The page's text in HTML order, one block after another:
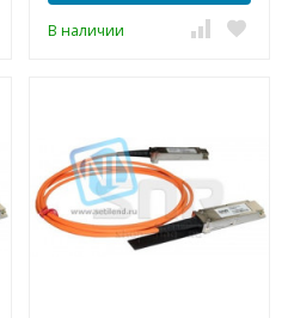
В наличии